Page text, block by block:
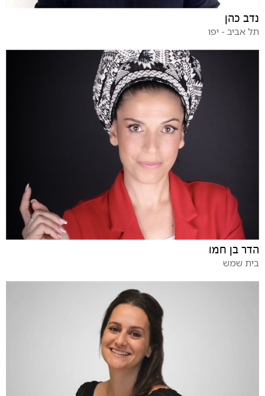
נדב כהן
תל אביב - יפו
הדר בן חמו
בית שמש